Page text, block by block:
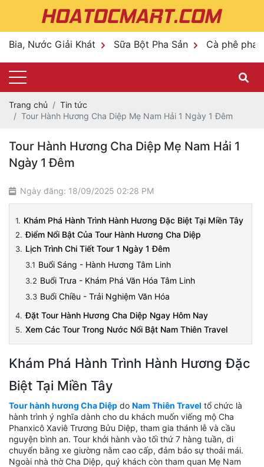
Bia, Nước Giải Khát Sữa Bột Pha Sản Cà phê pha
Trang chủ
Tin tức
Tour Hành Hương Cha Diệp Mẹ Nam Hải 1 Ngày 1 Đêm
Tour Hành Hương Cha Diệp Mẹ Nam Hải 1
Ngày 1 Đêm
Ngày đăng: 18/09/2025 02:28 PM
Khám Phá Hành Trình Hành Hương Đặc Biệt Tại Miền Tây
Điểm Nổi Bật Của Tour Hành Hương Cha Diệp
Lịch Trình Chi Tiết Tour 1 Ngày 1 Đêm
Buổi Sáng - Hành Hương Tâm Linh
Buổi Trưa - Khám Phá Văn Hóa Tâm Linh
Buổi Chiều - Trải Nghiệm Văn Hóa
Đặt Tour Hành Hương Cha Diệp Ngay Hôm Nay
Xem Các Tour Trong Nước Nổi Bật Nam Thiên Travel
Khám Phá Hành Trình Hành Hương Đặc
Biệt Tại Miền Tây
Tour hành hương Cha Diệp do Nam Thiên Travel tổ chức là
hành trình ý nghĩa dành cho du khách muốn viếng mộ Cha
Phanxicô Xaviê Trương Bửu Diệp, tham gia thánh lễ và cầu
nguyện bình an. Tour khởi hành vào tối thứ 7 hàng tuần, di
chuyển bằng xe giường nằm cao cấp, đảm bảo sự thoải mái.
Ngoài nhà thờ Cha Diệp, quý khách còn tham quan Mẹ Nam